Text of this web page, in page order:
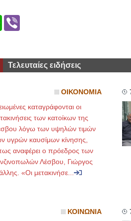
WhatsApp
Τελευταίες ειδήσεις
ΟΙΚΟΝΟΜΙΑ
καταγράφονται οι
των κατοίκων της
λόγω των υψηλών τιμών
υγρών καυσίμων κίνησης,
αναφέρει ο πρόεδρος των
Λέσβου, Γιώργος
«Οι μετακινήσε...
ΚΟΙΝΩΝΙΑ